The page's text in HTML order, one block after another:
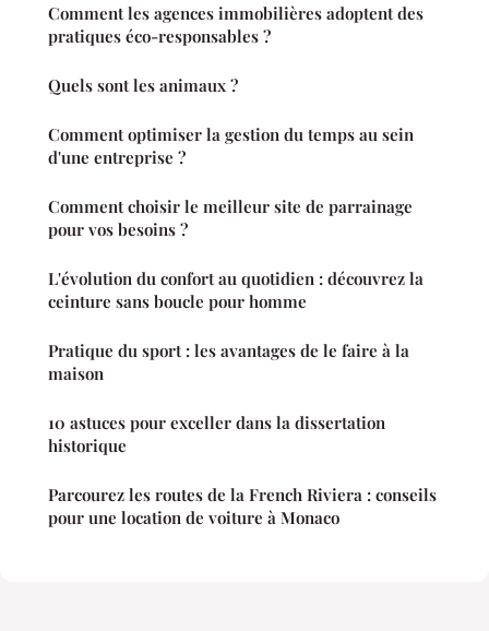
Comment les agences immobilières adoptent des
pratiques éco-responsables ?
Quels sont les animaux ?
Comment optimiser la gestion du temps au sein
d'une entreprise ?
Comment choisir le meilleur site de parrainage
pour vos besoins ?
L'évolution du confort au quotidien : découvrez la
ceinture sans boucle pour homme
Pratique du sport : les avantages de le faire à la
maison
10 astuces pour exceller dans la dissertation
historique
Parcourez les routes de la French Riviera : conseils
pour une location de voiture à Monaco